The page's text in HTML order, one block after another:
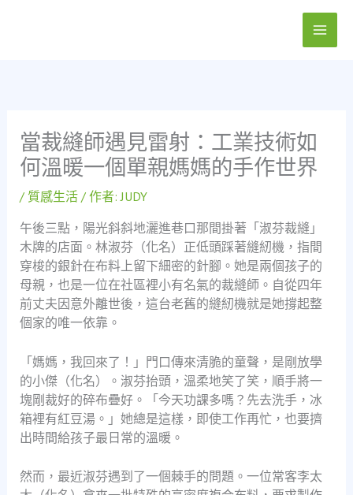
當裁縫師遇見雷射：工業技術如
何溫暖一個單親媽媽的手作世界
/ 質感生活/ 作者:JUDY
午後三點，陽光斜斜地灑進巷口那間掛著「淑芬裁縫」
木牌的店面。林淑芬（化名）正低頭踩著縫紉機，指間
穿梭的銀針在布料上留下細密的針腳。她是兩個孩子的
母親，也是一位在社區裡小有名氣的裁縫師。自從四年
前丈夫因意外離世後，這台老舊的縫紉機就是她撐起整
個家的唯一依靠。
「媽媽，我回來了！」門口傳來清脆的童聲，是剛放學
的小傑（化名）。淑芬抬頭，溫柔地笑了笑，順手將一
塊剛裁好的碎布疊好。「今天功課多嗎？先去洗手，冰
箱裡有紅豆湯。」她總是這樣，即使工作再忙，也要擠
出時間給孩子最日常的溫暖。
然而，最近淑芬遇到了一個棘手的問題。一位常客李太